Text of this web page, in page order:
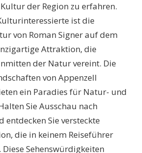
der Region zu erfahren.
ist die
von Roman Signer auf dem
Attraktion, die
der Natur vereint. Die
von Appenzell
ein Paradies für Natur- und
Sie Ausschau nach
entdecken Sie versteckte
die in keinem Reiseführer
Sehenswürdigkeiten